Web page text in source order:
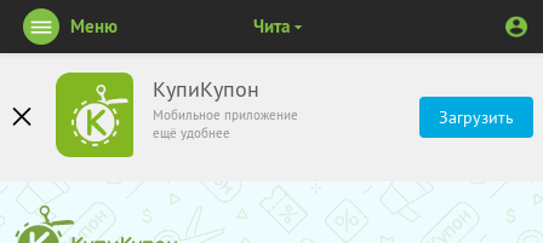
КупиКупон
Мобильное приложение
ещё удобнее
Загрузить
Меню Чита